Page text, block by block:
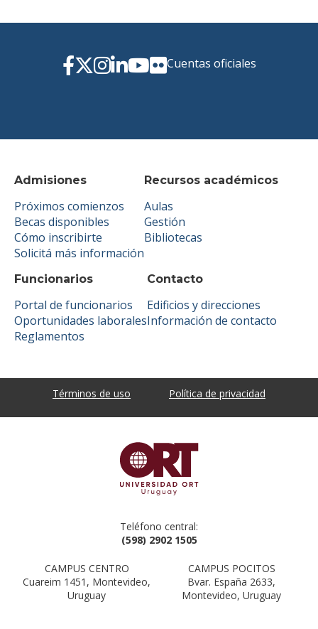
Admisiones
Próximos comienzos
Becas disponibles
Cómo inscribirte
Solicitá más información
Recursos académicos
Aulas
Gestión
Bibliotecas
Funcionarios
Portal de funcionarios
Oportunidades laborales
Reglamentos
Contacto
Edificios y direcciones
Información de contacto
Cuentas oficiales
Términos de uso Política de privacidad
Teléfono central:
(598) 2902 1505
CAMPUS CENTRO
Cuareim 1451, Montevideo,
Uruguay
CAMPUS POCITOS
Bvar. España 2633,
Montevideo, Uruguay